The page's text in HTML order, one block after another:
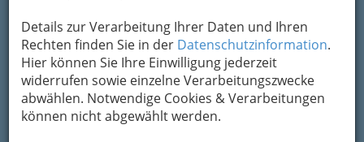
Details zur Verarbeitung Ihrer Daten und Ihren
Rechten finden Sie in der Datenschutzinformation.
Hier können Sie Ihre Einwilligung jederzeit
widerrufen sowie einzelne Verarbeitungszwecke
abwählen. Notwendige Cookies & Verarbeitungen
können nicht abgewählt werden.